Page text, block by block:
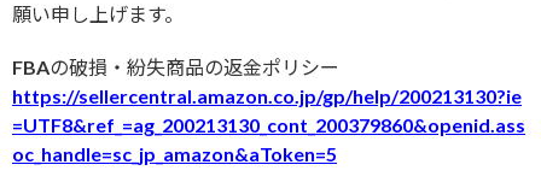
願い申し上げます。
FBAの破損・紛失商品の返金ポリシー
https://sellercentral.amazon.co.jp/gp/help/200213130?ie
=UTF8&ref_=ag_200213130_cont_200379860&openid.ass
oc_handle=sc_jp_amazon&aToken=5